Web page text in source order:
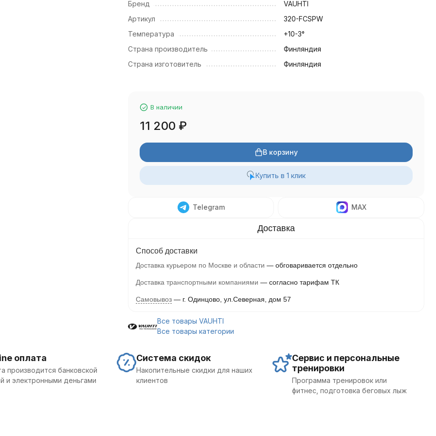
Бренд
VAUHTI
Артикул
320-FCSPW
Температура
+10-3°
Страна производитель
Финляндия
Страна изготовитель
Финляндия
В наличии
11 200 ₽
В корзину
Купить в 1 клик
Telegram MAX
Способ доставки
Доставка курьером по Москве и области обговаривается отдельно
Доставка транспортными компаниями согласно тарифам ТК
Самовывоз г. Одинцово, ул.Северная, дом 57
Все товары VAUHTI
Все товары категории
оплата
производится банковской
и электронными деньгами
Система скидок
Накопительные скидки для наших
клиентов
Сервис и персональные
тренировки
Программа тренировок или
фитнес, подготовка беговых лыж